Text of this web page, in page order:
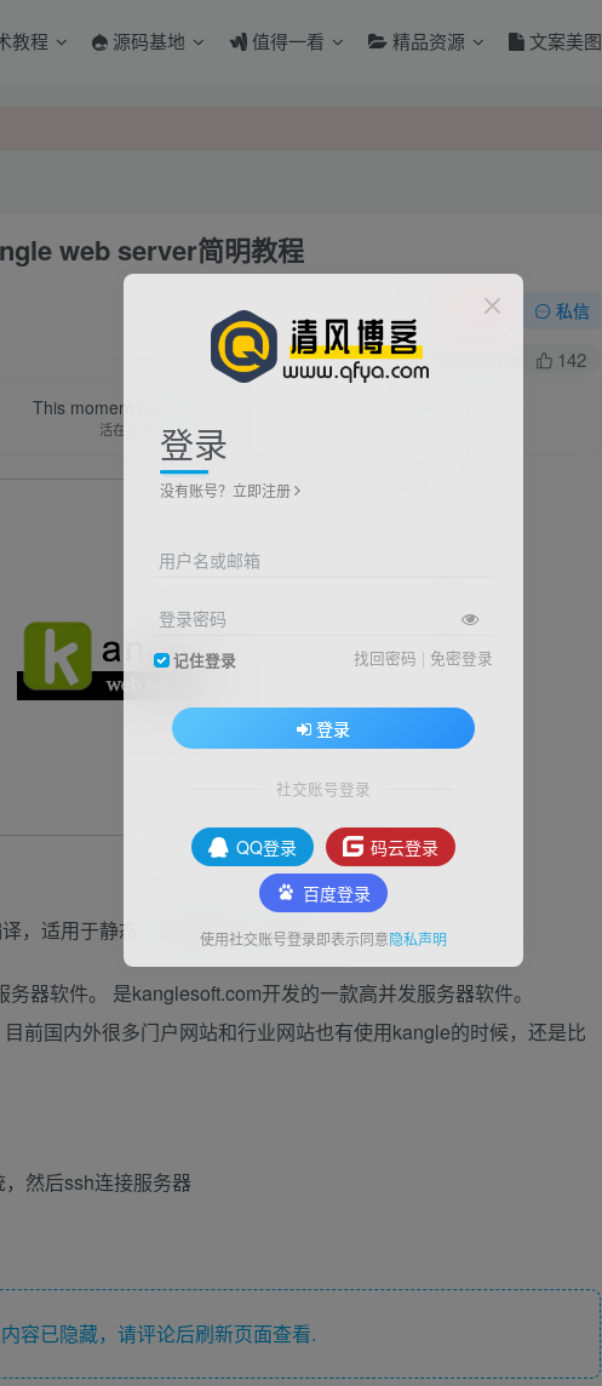
教程 源码基地 值得一看 精品资源 文案美图
web server简明教程
关注 私信
142
This moment is your life.
活在当下
，适用于静态、反向代理、CDN等。
器软件。 是kanglesoft.com开发的一款高并发服务器软件。
前国内外很多门户网站和行业网站也有使用kangle的时候，还是比
，然后ssh连接服务器
容已隐藏，请评论后刷新页面查看.
登录
没有账号？立即注册
用户名或邮箱
登录密码
记住登录 找回密码 | 免密登录
登录
社交账号登录
QQ登录
码云登录
百度登录
使用社交账号登录即表示同意隐私声明